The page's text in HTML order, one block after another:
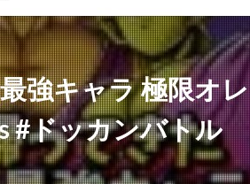
強キャラ 極限オレ
#ドッカンバトル